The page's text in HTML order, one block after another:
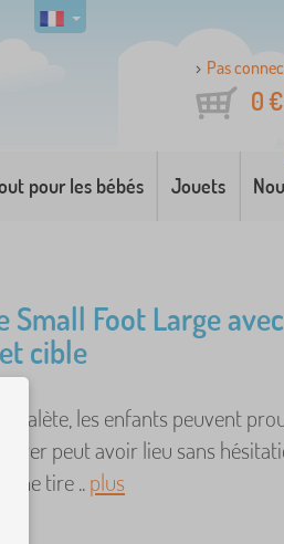
Pas
0 €
pour les bébés Jouets
Small Foot Large avec
cible
les enfants peuvent
tirer peut avoir lieu sans
ne tire ..plus